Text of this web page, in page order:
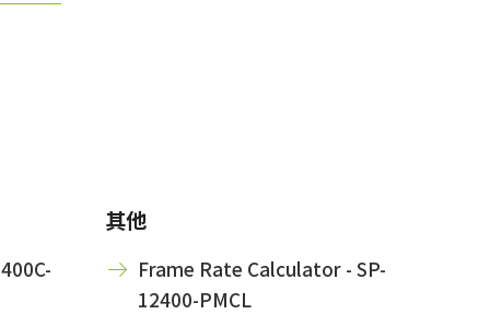
其他
Frame Rate Calculator - SP-
12400-PMCL